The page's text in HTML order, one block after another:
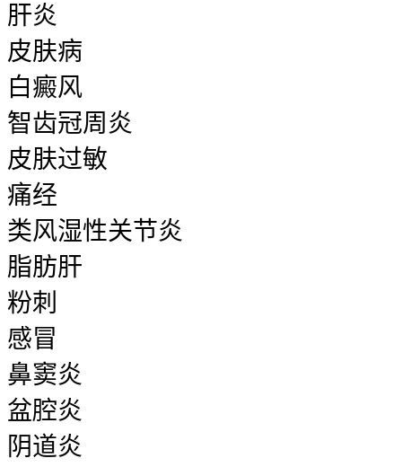
肝炎
皮肤病
白癜风
智齿冠周炎
皮肤过敏
痛经
类风湿性关节炎
脂肪肝
粉刺
感冒
鼻窦炎
盆腔炎
阴道炎